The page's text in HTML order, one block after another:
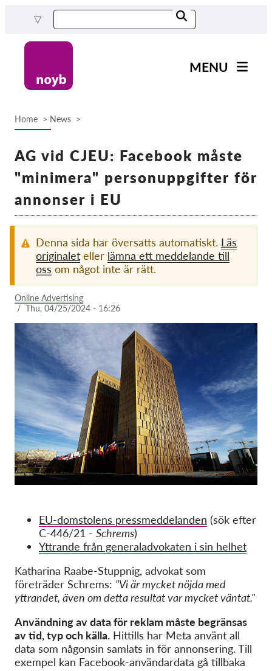
content
MENU
Projects
Exercise your rights!
Support us!
Sponsorship
Tax deductability
Member Login
About us
Team
Annual Reports
FAQs
Collective Redress
OnionShare
Media
Contact
GDPRhub
Home News
AG vid CJEU: Facebook måste
"minimera" personuppgifter för
annonser i EU
Denna sida har översatts automatiskt. Läs
originalet eller lämna ett meddelande till
oss om något inte är rätt.
Online Advertising
/ Thu, 04/25/2024 - 16:26
EU-domstolens pressmeddelanden (sök efter
C-446/21 - Schrems)
Yttrande från generaladvokaten i sin helhet
Katharina Raabe-Stuppnig, advokat som
företräder Schrems: "Vi är mycket nöjda med
yttrandet, även om detta resultat var mycket väntat."
Användning av data för reklam måste begränsas
av tid, typ och källa. Hittills har Meta använt all
data som någonsin samlats in för annonsering. Till
exempel kan Facebook-användardata gå tillbaka